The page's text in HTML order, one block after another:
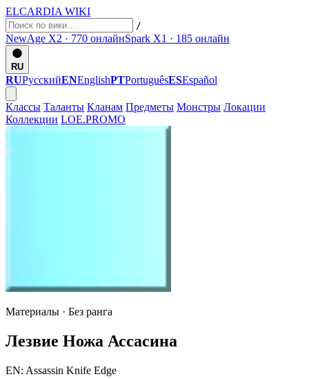
ELCARDIA WIKI
/
NewAge X2 · 770 онлайнSpark X1 · 185 онлайн
RU
RUРусскийENEnglishPTPortuguêsESEspañol
Классы Таланты Кланам Предметы Монстры Локации
Коллекции LOE.PROMO
Материалы · Без ранга
Лезвие Ножа Ассасина
EN: Assassin Knife Edge